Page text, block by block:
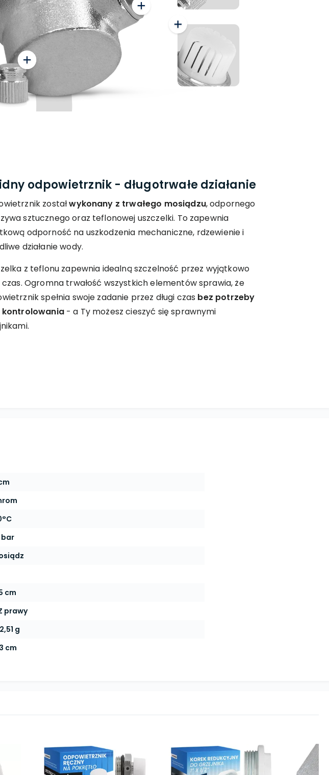
odpowietrznik - długotrwałe działanie
zostałwykonany z trwałego mosiądzu, odpornego
sztucznego oraz teflonowej uszczelki. To zapewnia
odporność na uszkodzenia mechaniczne, rdzewienie i
działanie wody.
z teflonu zapewnia idealną szczelność przez wyjątkowo
czas. Ogromna trwałość wszystkich elementów sprawia, że
spełnia swoje zadanie przez długi czas bez potrzeby
kontrolowania- a Ty możesz cieszyć się sprawnymi
bar
cm
prawy
g
cm